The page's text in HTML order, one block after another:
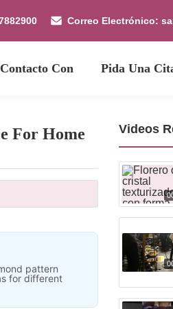
Correo Electrónico:
Con Pida Una
For Home
pattern
for different
Videos